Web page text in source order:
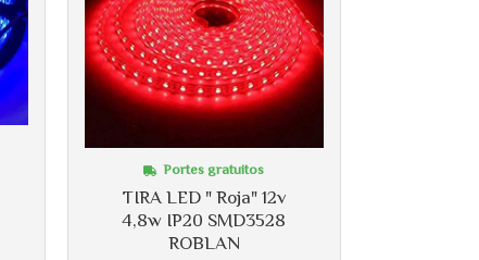
TIRA LED " Roja" 12v
4,8w IP20 SMD3528
ROBLAN
Portes gratuitos